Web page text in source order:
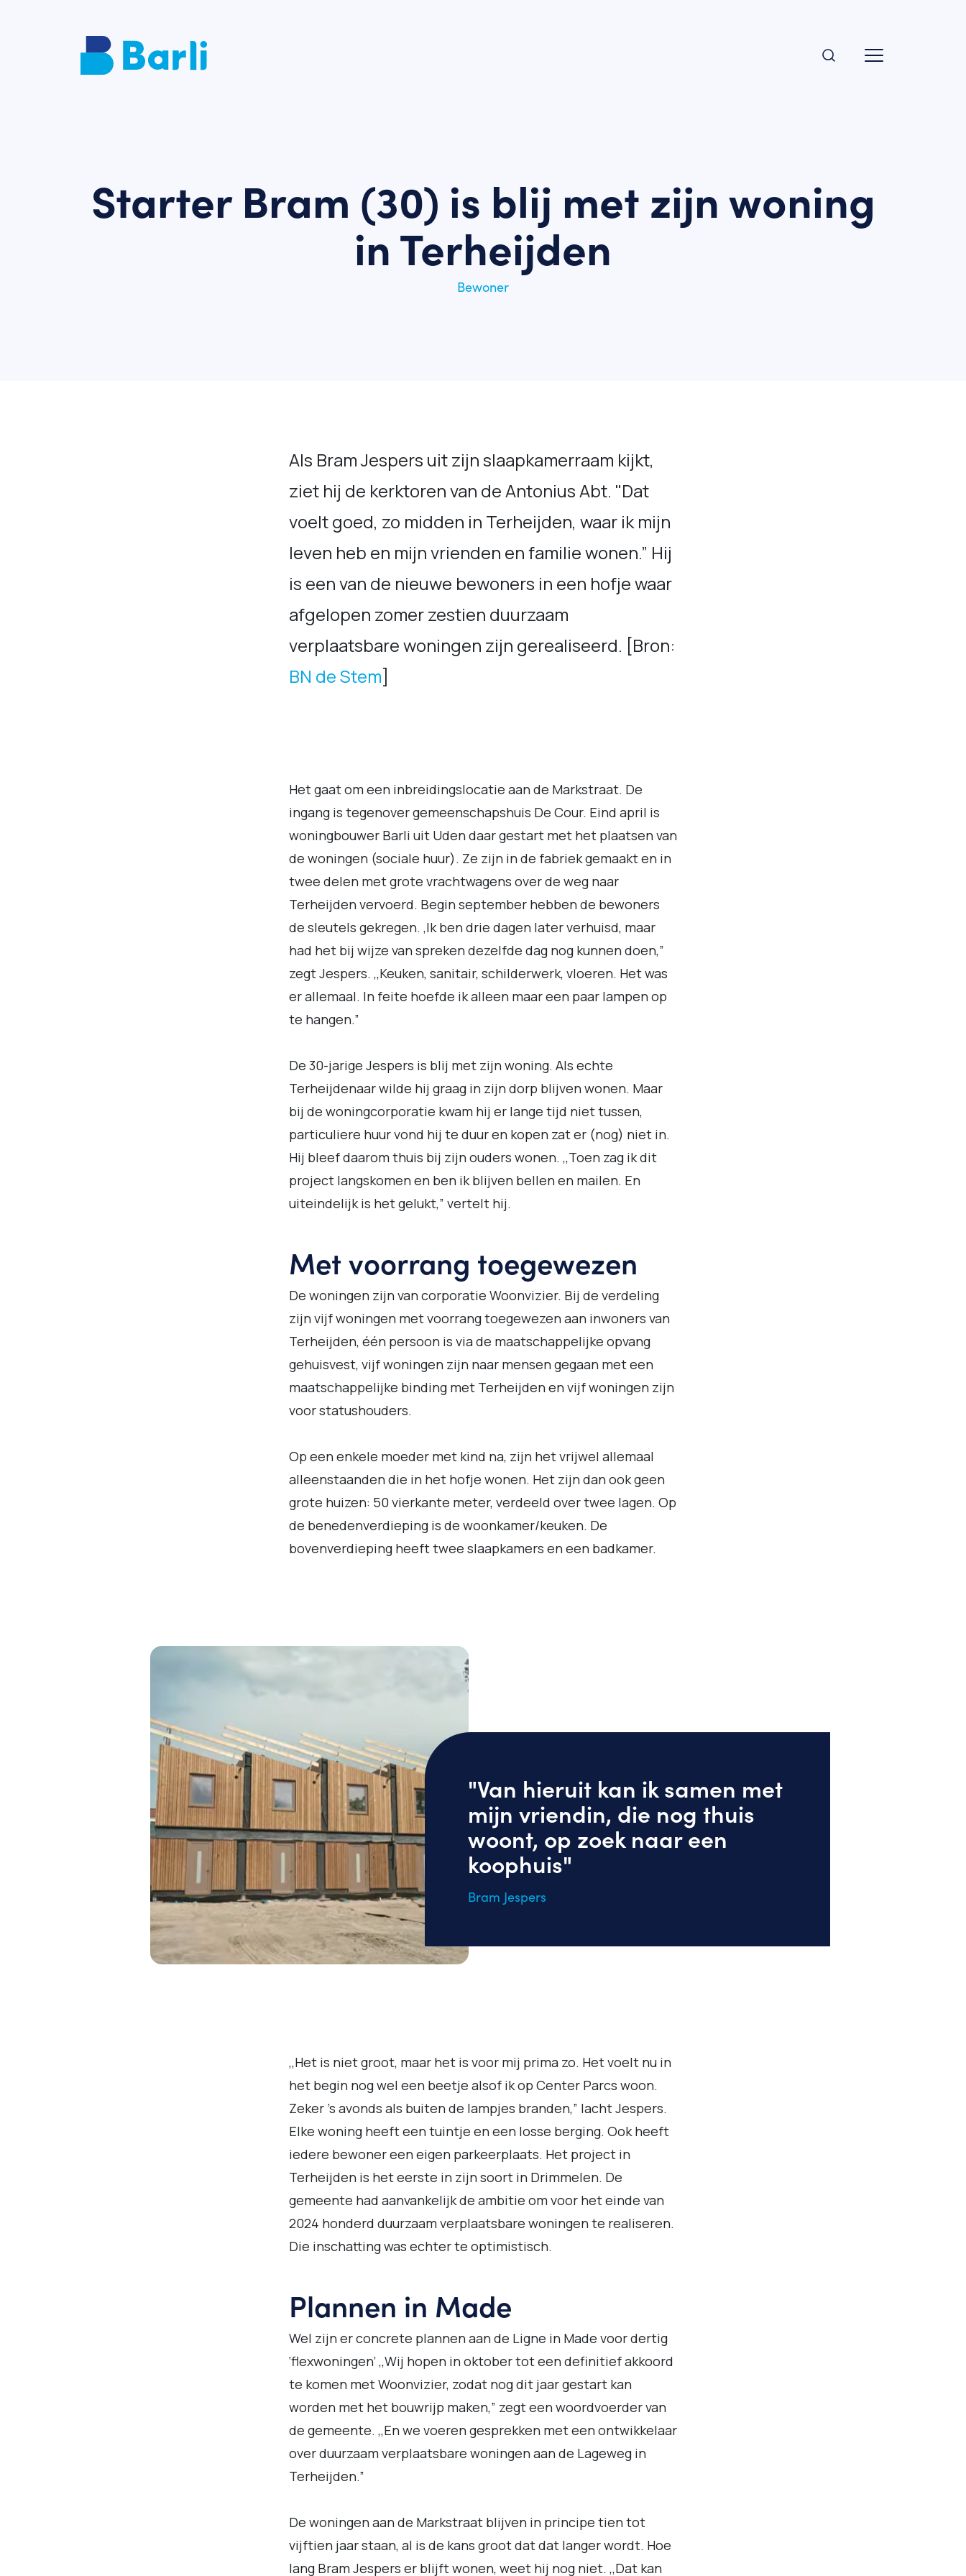
Starter Bram (30) is blij met zijn woning
in Terheijden
Bewoner
Als Bram Jespers uit zijn slaapkamerraam kijkt,
ziet hij de kerktoren van de Antonius Abt. "Dat
voelt goed, zo midden in Terheijden, waar ik mijn
leven heb en mijn vrienden en familie wonen.” Hij
is een van de nieuwe bewoners in een hofje waar
afgelopen zomer zestien duurzaam
verplaatsbare woningen zijn gerealiseerd. [Bron:
BN de Stem]
Het gaat om een inbreidingslocatie aan de Markstraat. De
ingang is tegenover gemeenschapshuis De Cour. Eind april is
woningbouwer Barli uit Uden daar gestart met het plaatsen van
de woningen (sociale huur). Ze zijn in de fabriek gemaakt en in
twee delen met grote vrachtwagens over de weg naar
Terheijden vervoerd. Begin september hebben de bewoners
de sleutels gekregen. ,Ik ben drie dagen later verhuisd, maar
had het bij wijze van spreken dezelfde dag nog kunnen doen,”
zegt Jespers. ,,Keuken, sanitair, schilderwerk, vloeren. Het was
er allemaal. In feite hoefde ik alleen maar een paar lampen op
te hangen.”
De 30-jarige Jespers is blij met zijn woning. Als echte
Terheijdenaar wilde hij graag in zijn dorp blijven wonen. Maar
bij de woningcorporatie kwam hij er lange tijd niet tussen,
particuliere huur vond hij te duur en kopen zat er (nog) niet in.
Hij bleef daarom thuis bij zijn ouders wonen. ,,Toen zag ik dit
project langskomen en ben ik blijven bellen en mailen. En
uiteindelijk is het gelukt,” vertelt hij.
Met voorrang toegewezen
De woningen zijn van corporatie Woonvizier. Bij de verdeling
zijn vijf woningen met voorrang toegewezen aan inwoners van
Terheijden, één persoon is via de maatschappelijke opvang
gehuisvest, vijf woningen zijn naar mensen gegaan met een
maatschappelijke binding met Terheijden en vijf woningen zijn
voor statushouders.
Op een enkele moeder met kind na, zijn het vrijwel allemaal
alleenstaanden die in het hofje wonen. Het zijn dan ook geen
grote huizen: 50 vierkante meter, verdeeld over twee lagen. Op
de benedenverdieping is de woonkamer/keuken. De
bovenverdieping heeft twee slaapkamers en een badkamer.
"Van hieruit kan ik samen met
mijn vriendin, die nog thuis
woont, op zoek naar een
koophuis"
Bram Jespers
,,Het is niet groot, maar het is voor mij prima zo. Het voelt nu in
het begin nog wel een beetje alsof ik op Center Parcs woon.
Zeker 's avonds als buiten de lampjes branden,” lacht Jespers.
Elke woning heeft een tuintje en een losse berging. Ook heeft
iedere bewoner een eigen parkeerplaats. Het project in
Terheijden is het eerste in zijn soort in Drimmelen. De
gemeente had aanvankelijk de ambitie om voor het einde van
2024 honderd duurzaam verplaatsbare woningen te realiseren.
Die inschatting was echter te optimistisch.
Plannen in Made
Wel zijn er concrete plannen aan de Ligne in Made voor dertig
‘flexwoningen’ ,,Wij hopen in oktober tot een definitief akkoord
te komen met Woonvizier, zodat nog dit jaar gestart kan
worden met het bouwrijp maken,” zegt een woordvoerder van
de gemeente. ,,En we voeren gesprekken met een ontwikkelaar
over duurzaam verplaatsbare woningen aan de Lageweg in
Terheijden.”
De woningen aan de Markstraat blijven in principe tien tot
vijftien jaar staan, al is de kans groot dat dat langer wordt. Hoe
lang Bram Jespers er blijft wonen, weet hij nog niet. ,,Dat kan